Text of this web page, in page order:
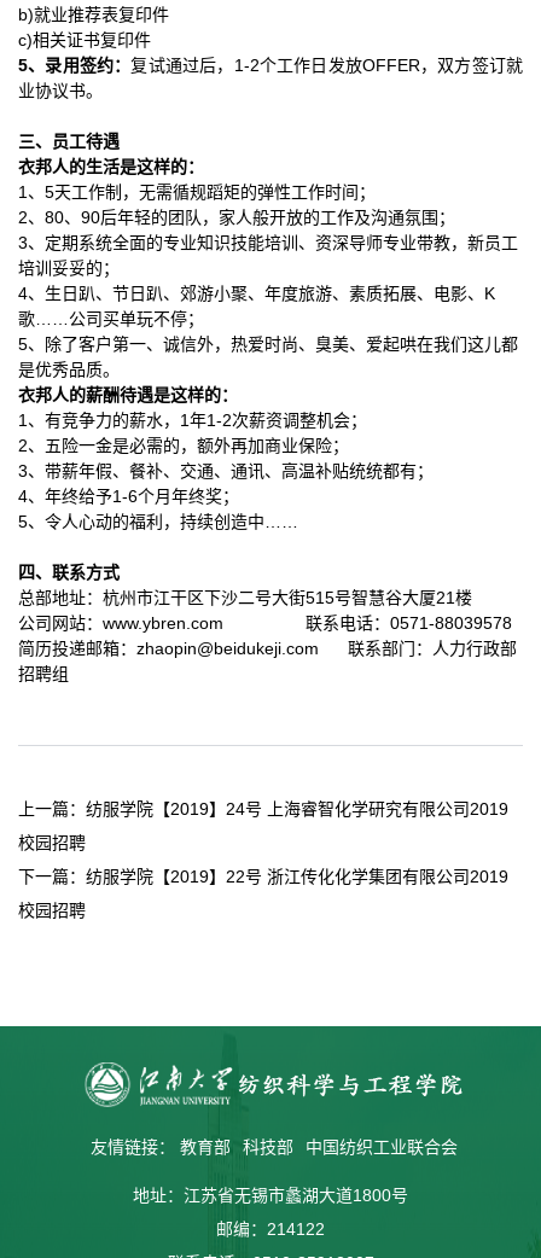
b)就业推荐表复印件
c)相关证书复印件
5、 录用签约：复试通过后， 1-2个工作日 发放OFFER，双方签订就
业协议书。
三、员工待遇
衣邦人的生活是这样的：
1、5天工作制， 无需循规蹈矩的弹性工作时间；
2、80、90后年轻的团队 ， 家人般开放的工作及沟通氛围 ；
3、定期系统全面的专业知识技能培训、资深导师专业带教，新员工
培训妥妥的；
4、生日趴、节日趴、郊游小聚、年度旅游、素质拓展、电影、K
歌……公司买单玩不停；
5、除了客户第一、诚信外，热爱时尚、臭美、爱起哄在我们这儿都
是优秀品质。
衣邦人的薪酬待遇是这样的：
1、有竞争力的薪水 ， 1年1-2次薪资调整机会；
2、五险一金是必需的，额外再加商业保险；
3、带薪年假、餐补、交通、通讯、 高温补贴统统都有；
4、年终给予1-6个月年终奖；
5、令人心动的福利，持续创造中……
四、联系方式
总部地址：杭州市江干区下沙二号大街515号智慧谷大厦21楼
公司网站： www.ybren.com 联系电话： 0571-88039578
简历投递邮箱： zhaopin@beidukeji.com 联系部门：人力行政部
招聘组
上一篇： 纺服学院【2019】24号 上海睿智化学研究有限公司2019
校园招聘
下一篇： 纺服学院【2019】22号 浙江传化化学集团有限公司2019
校园招聘
友情链接： 教育部 科技部 中国纺织工业联合会
地址：江苏省无锡市蠡湖大道1800号
邮编：214122